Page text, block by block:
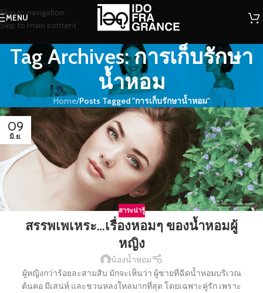
Skip to navigation
Skip to main content
MENU
Tag Archives: การเก็บรักษา
น้ำหอม
Home/Posts Tagged "การเก็บรักษาน้ำหอม"
09
มิ.ย.
สาระน่ารู้
สรรพเพเหระ…เรื่องหอมๆ ของน้ำหอมผู้
หญิง
น้องน้ำหอม
ผู้หญิงกว่าร้อยละสามสิบ มักจะเห็นว่า ผู้ชายที่ฉีดน้ำหอมบริเวณ
ต้นคอ มีเสน่ห์ และชวนหลงใหลมากที่สุด โดยเฉพาะคู่รัก เพราะ